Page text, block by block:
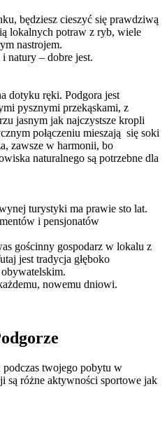
będziesz cieszyć się prawdziwą
lokalnych potraw z ryb, wiele
nastrojem.
natury – dobre jest.
dotyku ręki. Podgora jest
pysznymi przekąskami, z
jasnym jak najczystsze kropli
połączeniu mieszają się soki
zawsze w harmonii, bo
naturalnego są potrzebne dla
turystyki ma prawie sto lat.
i pensjonatów
gościnny gospodarz w lokalu z
jest tradycja głęboko
obywatelskim.
nowemu dniowi.
podczas twojego pobytu w
są różne aktywności sportowe jak